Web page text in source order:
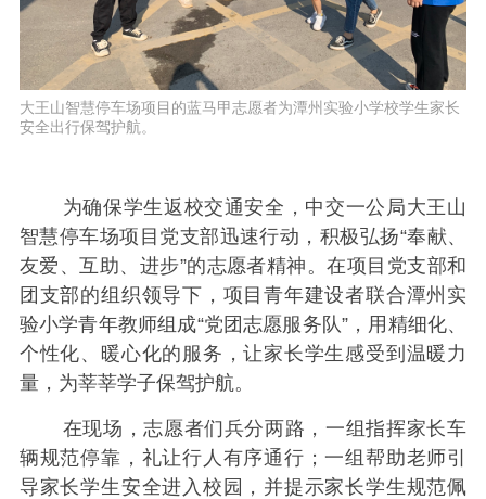
大王山智慧停车场项目的蓝马甲志愿者为潭州实验小学校学生家长
安全出行保驾护航。
为确保学生返校交通安全，中交一公局大王山
智慧停车场项目党支部迅速行动，积极弘扬“奉献、
友爱、互助、进步”的志愿者精神。在项目党支部和
团支部的组织领导下，项目青年建设者联合潭州实
验小学青年教师组成“党团志愿服务队”，用精细化、
个性化、暖心化的服务，让家长学生感受到温暖力
量，为莘莘学子保驾护航。
在现场，志愿者们兵分两路，一组指挥家长车
辆规范停靠，礼让行人有序通行；一组帮助老师引
导家长学生安全进入校园，并提示家长学生规范佩